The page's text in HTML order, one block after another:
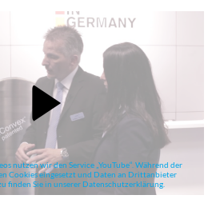
nutzen wir den Service „YouTube“. Während der
Cookies eingesetzt und Daten an Drittanbieter
finden Sie in unserer Datenschutzerklärung.